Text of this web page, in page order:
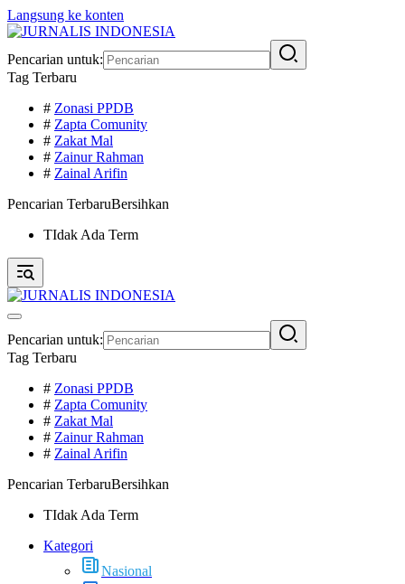
Langsung ke konten
Pencarian untuk:
Tag Terbaru
# Zonasi PPDB
# Zapta Comunity
# Zakat Mal
# Zainur Rahman
# Zainal Arifin
Pencarian TerbaruBersihkan
TIdak Ada Term
Pencarian untuk:
Tag Terbaru
# Zonasi PPDB
# Zapta Comunity
# Zakat Mal
# Zainur Rahman
# Zainal Arifin
Pencarian TerbaruBersihkan
TIdak Ada Term
Kategori
Nasional